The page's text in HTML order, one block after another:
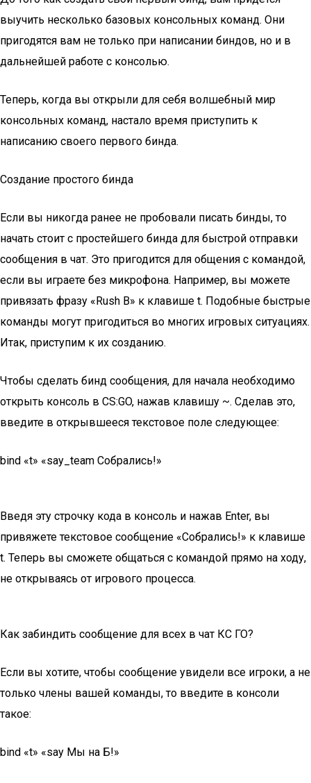
выучить несколько базовых консольных команд. Они
пригодятся вам не только при написании биндов, но и в
дальнейшей работе с консолью.
Теперь, когда вы открыли для себя волшебный мир
консольных команд, настало время приступить к
написанию своего первого бинда.
Создание простого бинда
Если вы никогда ранее не пробовали писать бинды, то
начать стоит с простейшего бинда для быстрой отправки
сообщения в чат. Это пригодится для общения с командой,
если вы играете без микрофона. Например, вы можете
привязать фразу «Rush B» к клавише t. Подобные быстрые
команды могут пригодиться во многих игровых ситуациях.
Итак, приступим к их созданию.
Чтобы сделать бинд сообщения, для начала необходимо
открыть консоль в CS:GO, нажав клавишу ~. Сделав это,
введите в открывшееся текстовое поле следующее:
bind «t» «say_team Собрались!»
Введя эту строчку кода в консоль и нажав Enter, вы
привяжете текстовое сообщение «Собрались!» к клавише
t. Теперь вы сможете общаться с командой прямо на ходу,
не открываясь от игрового процесса.
Как забиндить сообщение для всех в чат КС ГО?
Если вы хотите, чтобы сообщение увидели все игроки, а не
только члены вашей команды, то введите в консоли
такое:
bind «t» «say Мы на Б!»